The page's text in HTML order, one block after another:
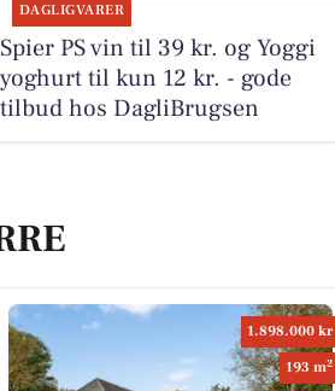
DAGLIGVARER
Spier PS vin til 39 kr. og Yoggi
yoghurt til kun 12 kr. - gode
tilbud hos DagliBrugsen
1.898.000 kr
193 m2